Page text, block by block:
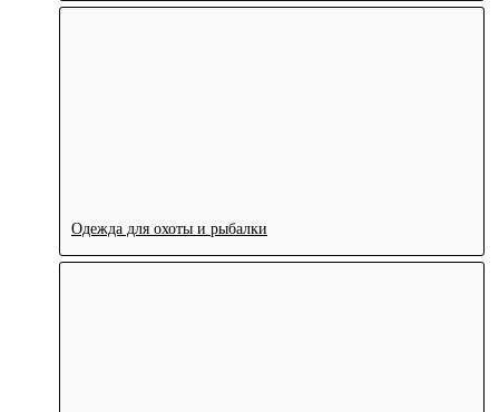
Одежда для охоты и рыбалки